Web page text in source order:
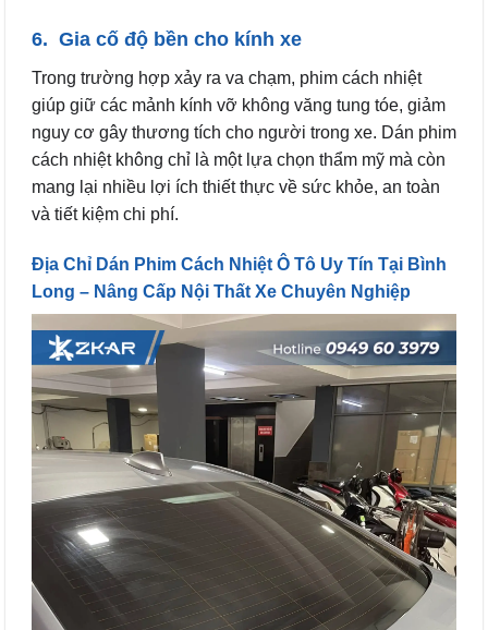
6. Gia cố độ bền cho kính xe
Trong trường hợp xảy ra va chạm, phim cách nhiệt
giúp giữ các mảnh kính vỡ không văng tung tóe, giảm
nguy cơ gây thương tích cho người trong xe. Dán phim
cách nhiệt không chỉ là một lựa chọn thẩm mỹ mà còn
mang lại nhiều lợi ích thiết thực về sức khỏe, an toàn
và tiết kiệm chi phí.
Địa Chỉ Dán Phim Cách Nhiệt Ô Tô Uy Tín Tại Bình
Long – Nâng Cấp Nội Thất Xe Chuyên Nghiệp